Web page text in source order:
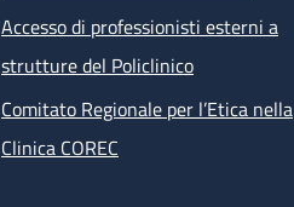
Accesso di professionisti esterni a
strutture del Policlinico
Comitato Regionale per l’Etica nella
Clinica COREC